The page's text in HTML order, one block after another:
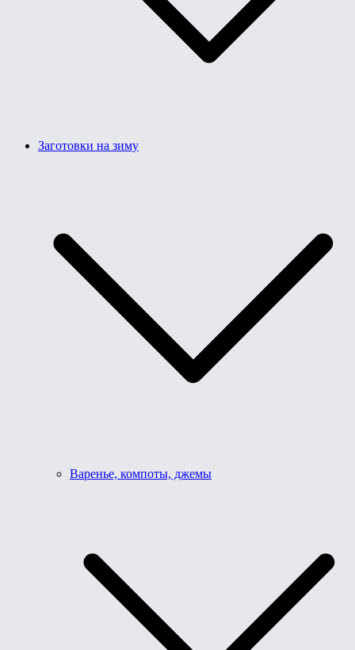
Заготовки на зиму
Варенье, компоты, джемы